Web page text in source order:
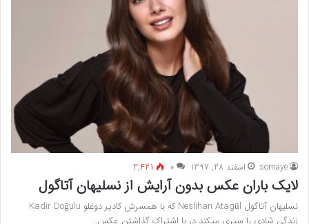
somaye اسفند 28, 1397 ۰ 2,421
لایک باران عکس بدون آرایش از نسلیهان آتاگول
نسلیهان آتاگول Neslihan Atagül که با همسرش کادیر دوغلو Kadir Doğulu
زندگی شادی را سپری میکند در با اشتراک گذاشتن عکس…